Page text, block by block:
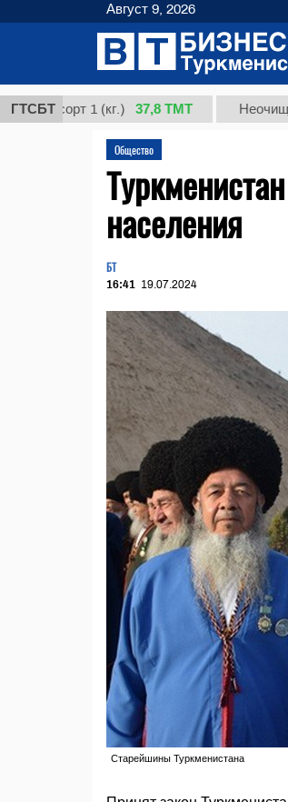
ГТСБТ
сорт 1 (кг.) 37,8 ТМТ Неочищенная
Общество
населения
БТ
16:41 19.07.2024
Старейшины Туркменистана
Август 9, 2026